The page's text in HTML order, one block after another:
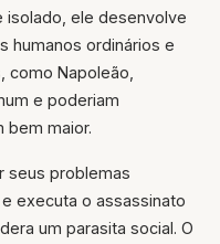
isolado, ele desenvolve
humanos ordinários e
como Napoleão,
e poderiam
bem maior.
seus problemas
executa o assassinato
um parasita social. O